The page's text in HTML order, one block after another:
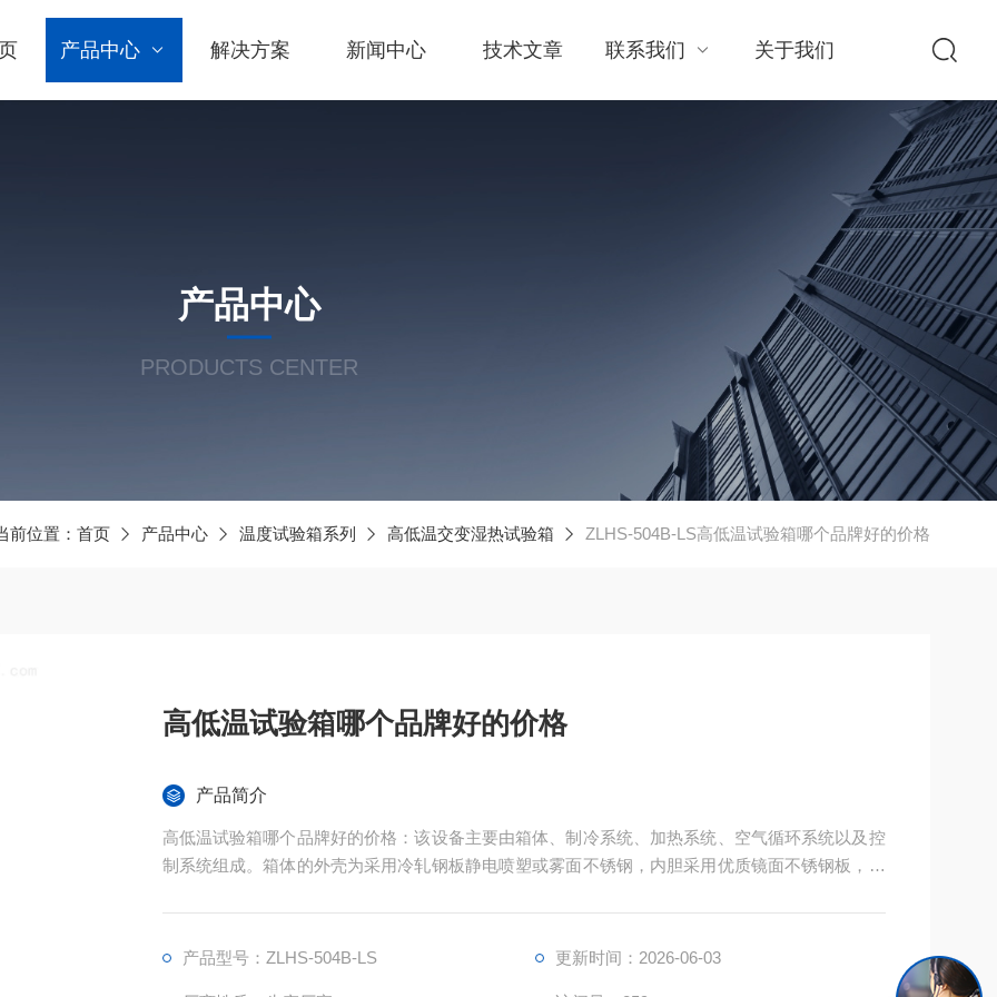
产品中心 解决方案 新闻中心 技术文章 联系我们 关于我们
产品中心
PRODUCTS CENTER
前位置： 首页 产品中心 温度试验箱系列 高低温交变湿热试验箱 ZLHS-504B-LS高低温试验箱哪个品牌好的价格
高低温试验箱哪个品牌好的价格
产品简介
高低温试验箱哪个品牌好的价格：该设备主要由箱体、制冷系统、加热系统、空气循环系统以及控
制系统组成。箱体的外壳为采用冷轧钢板静电喷塑或雾面不锈钢，内胆采用优质镜面不锈钢板，箱
产品型号：ZLHS-504B-LS 更新时间：2026-06-03